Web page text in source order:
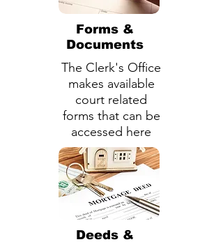
Forms &
Documents
The Clerk's Office
makes available
court related
forms that can be
accessed here
Deeds &